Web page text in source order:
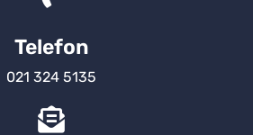
Telefon
021 324 5135